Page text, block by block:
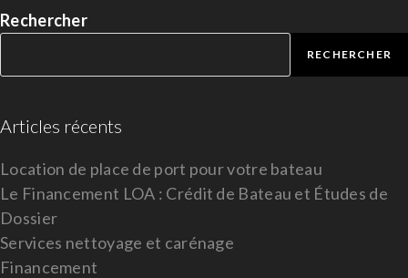
Rechercher
RECHERCHER
Articles récents
Location de place de port pour votre bateau
Le Financement LOA : Crédit de Bateau et Études de
Dossier
Services nettoyage et carénage
Financement